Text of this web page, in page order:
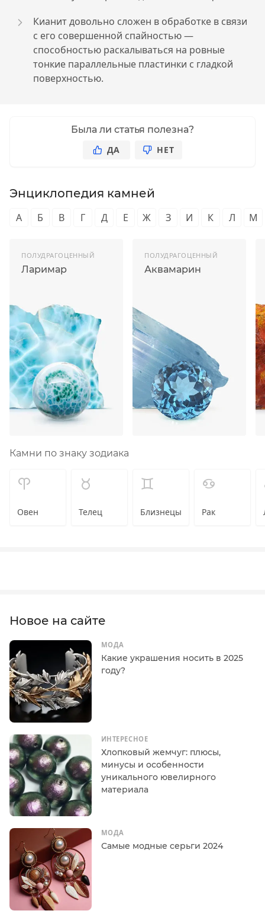
Кианит довольно сложен в обработке в связи
с его совершенной спайностью —
способностью раскалываться на ровные
тонкие параллельные пластинки с гладкой
поверхностью.
Была ли статья полезна?
ДА
НЕТ
Энциклопедия камней
А Б В Г Д Е Ж З И К Л М
ПОЛУДРАГОЦЕННЫЙ
Ларимар
ПОЛУДРАГОЦЕННЫЙ
Аквамарин
Камни по знаку зодиака
Овен Телец Близнецы Рак
Новое на сайте
МОДА
Какие украшения носить в 2025
году?
ИНТЕРЕСНОЕ
Хлопковый жемчуг: плюсы,
минусы и особенности
уникального ювелирного
материала
МОДА
Самые модные серьги 2024